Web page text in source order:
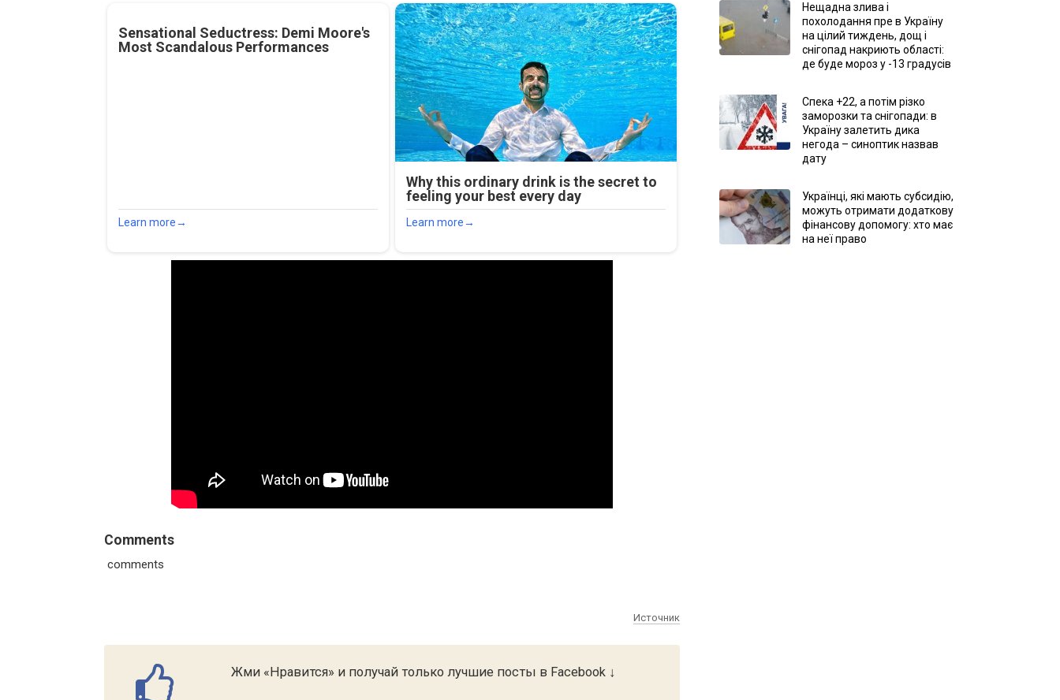
Comments
comments
Источник
Жми «Нравится» и получай только лучшие посты в Facebook ↓
Нещадна злива і
похолодання пре в Україну
на цілий тиждень, дощ і
снігопад накриють області:
де буде мороз у -13 градусів
Спека +22, а потім різко
заморозки та снігопади: в
Україну залетить дика
негода – синоптик назвав
дату
Українці, які мають субсидію,
можуть отримати додаткову
фінансову допомогу: хто має
на неї право